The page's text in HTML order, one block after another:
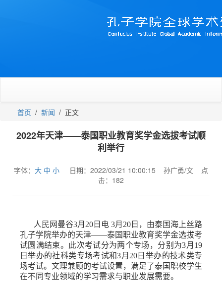
首页 / 新闻 / 正文
2022年天津——泰国职业教育奖学金选拔考试顺
利举行
字体： 大 中 小
日期：2022/03/21 10:00:15 孙广勇/文 点
击： 182
人民网曼谷3月20日电 3月20日，由泰国海上丝路
孔子学院举办的天津——泰国职业教育奖学金选拔考
试圆满结束。此次考试分为两个专场，分别为3月19
日举办的社科类专场考试和3月20日举办的技术类专
场考试。文理兼顾的考试设置，满足了泰国职校学生
在不同专业领域的学习需求与职业发展需要。